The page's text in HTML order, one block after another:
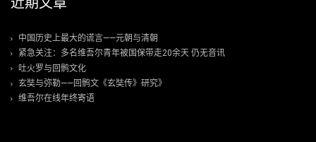
中国历史上最大的谎言——元朝与清朝
紧急关注：多名维吾尔青年被国保带走20余天 仍无音讯
吐火罗与回鹘文化
玄奘与弥勒——回鹘文《玄奘传》研究》
维吾尔在线年终寄语